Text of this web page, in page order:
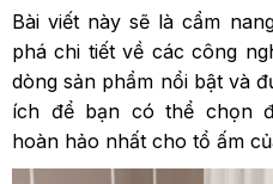
Bài viết này sẽ là cẩm
phá chi tiết về các công
dòng sản phẩm nổi bật và
ích để bạn có thể chọn
hoàn hảo nhất cho tổ ấm